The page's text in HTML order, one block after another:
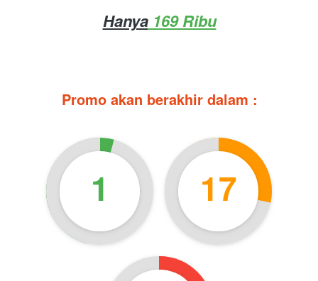
Hanya 169 Ribu
Promo akan berakhir dalam :
1 17